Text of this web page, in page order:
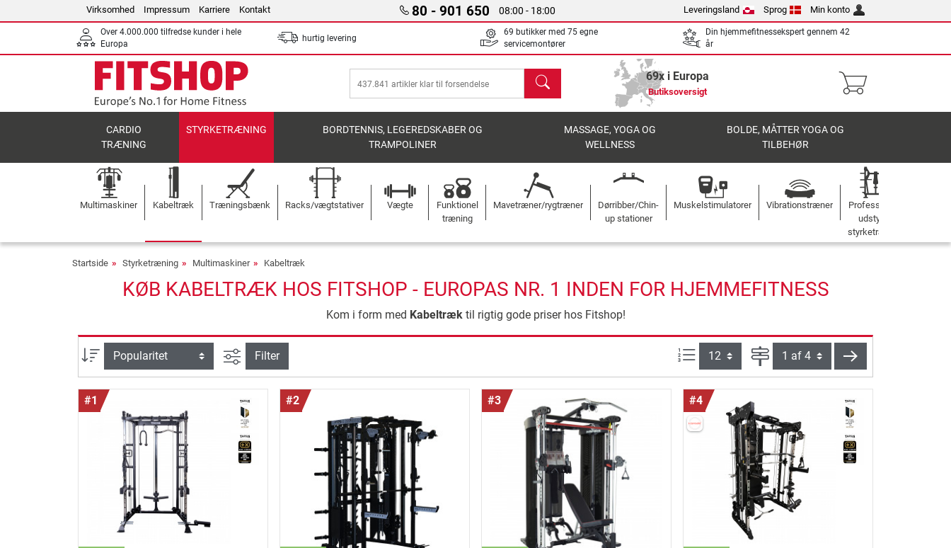
Virksomhed Impressum Karriere Kontakt 80 - 901 650 08:00 - 18:00 Leveringsland Sprog Min konto
Over 4.000.000 tilfredse kunder i hele
Europa
hurtig levering
69 butikker med 75 egne
servicemontører
Din hjemmefitnessekspert gennem 42
år
søg 69x i Europa
Butiksoversigt
CARDIO
TRÆNING
STYRKETRÆNING
BORDTENNIS, LEGEREDSKABER OG
TRAMPOLINER
MASSAGE, YOGA OG
WELLNESS
BOLDE, MÅTTER YOGA OG
TILBEHØR
Multimaskiner Kabeltræk Træningsbænk Racks/vægtstativer Vægte
Funktionel
træning
Mavetræner/rygtræner
Dørribber/Chin-
up stationer
Muskelstimulatorer Vibrationstræner
Professionelt
udstyr til
styrketræning
Startside Styrketræning Multimaskiner Kabeltræk
KØB KABELTRÆK HOS FITSHOP - EUROPAS NR. 1 INDEN FOR HJEMMEFITNESS
Kom i form med Kabeltræktil rigtig gode priser hos Fitshop!
sortering Avanceret søgning
Filter Artikel pr. side: Side videre
#1 #2 #3 #4